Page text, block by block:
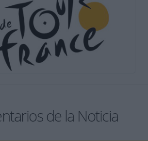
de la Noticia